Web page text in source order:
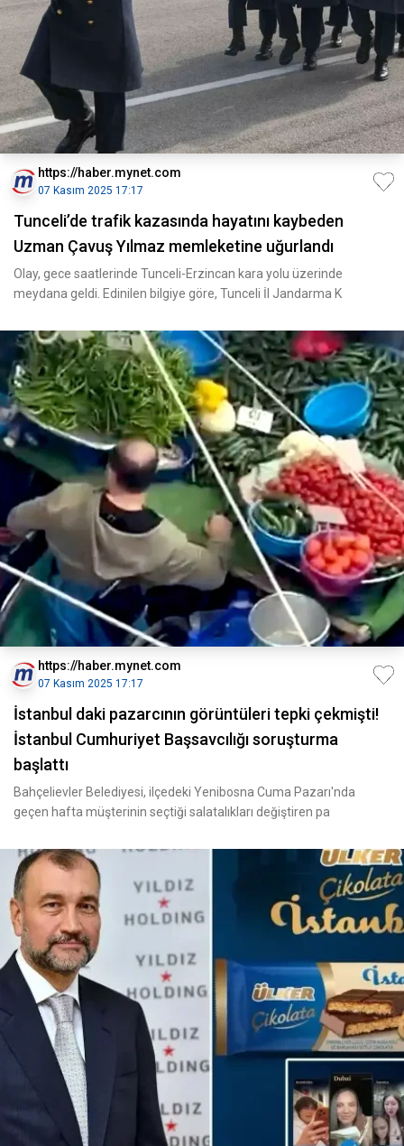
https://haber.mynet.com
07 Kasım 2025 17:17
Tunceli’de trafik kazasında hayatını kaybeden
Uzman Çavuş Yılmaz memleketine uğurlandı
Olay, gece saatlerinde Tunceli-Erzincan kara yolu üzerinde
meydana geldi. Edinilen bilgiye göre, Tunceli İl Jandarma K
https://haber.mynet.com
07 Kasım 2025 17:17
İstanbul daki pazarcının görüntüleri tepki çekmişti!
İstanbul Cumhuriyet Başsavcılığı soruşturma
başlattı
Bahçelievler Belediyesi, ilçedeki Yenibosna Cuma Pazarı'nda
geçen hafta müşterinin seçtiği salatalıkları değiştiren pa